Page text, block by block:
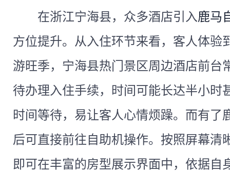
在浙江宁海县，众多酒店引入鹿马
方位提升。从入住环节来看，客人体验
游旺季，宁海县热门景区周边酒店前台
待办理入住手续，时间可能长达半小时
时间等待，易让客人心情烦躁。而有了
后可直接前往自助机操作。按照屏幕清
即可在丰富的房型展示界面中，依据自